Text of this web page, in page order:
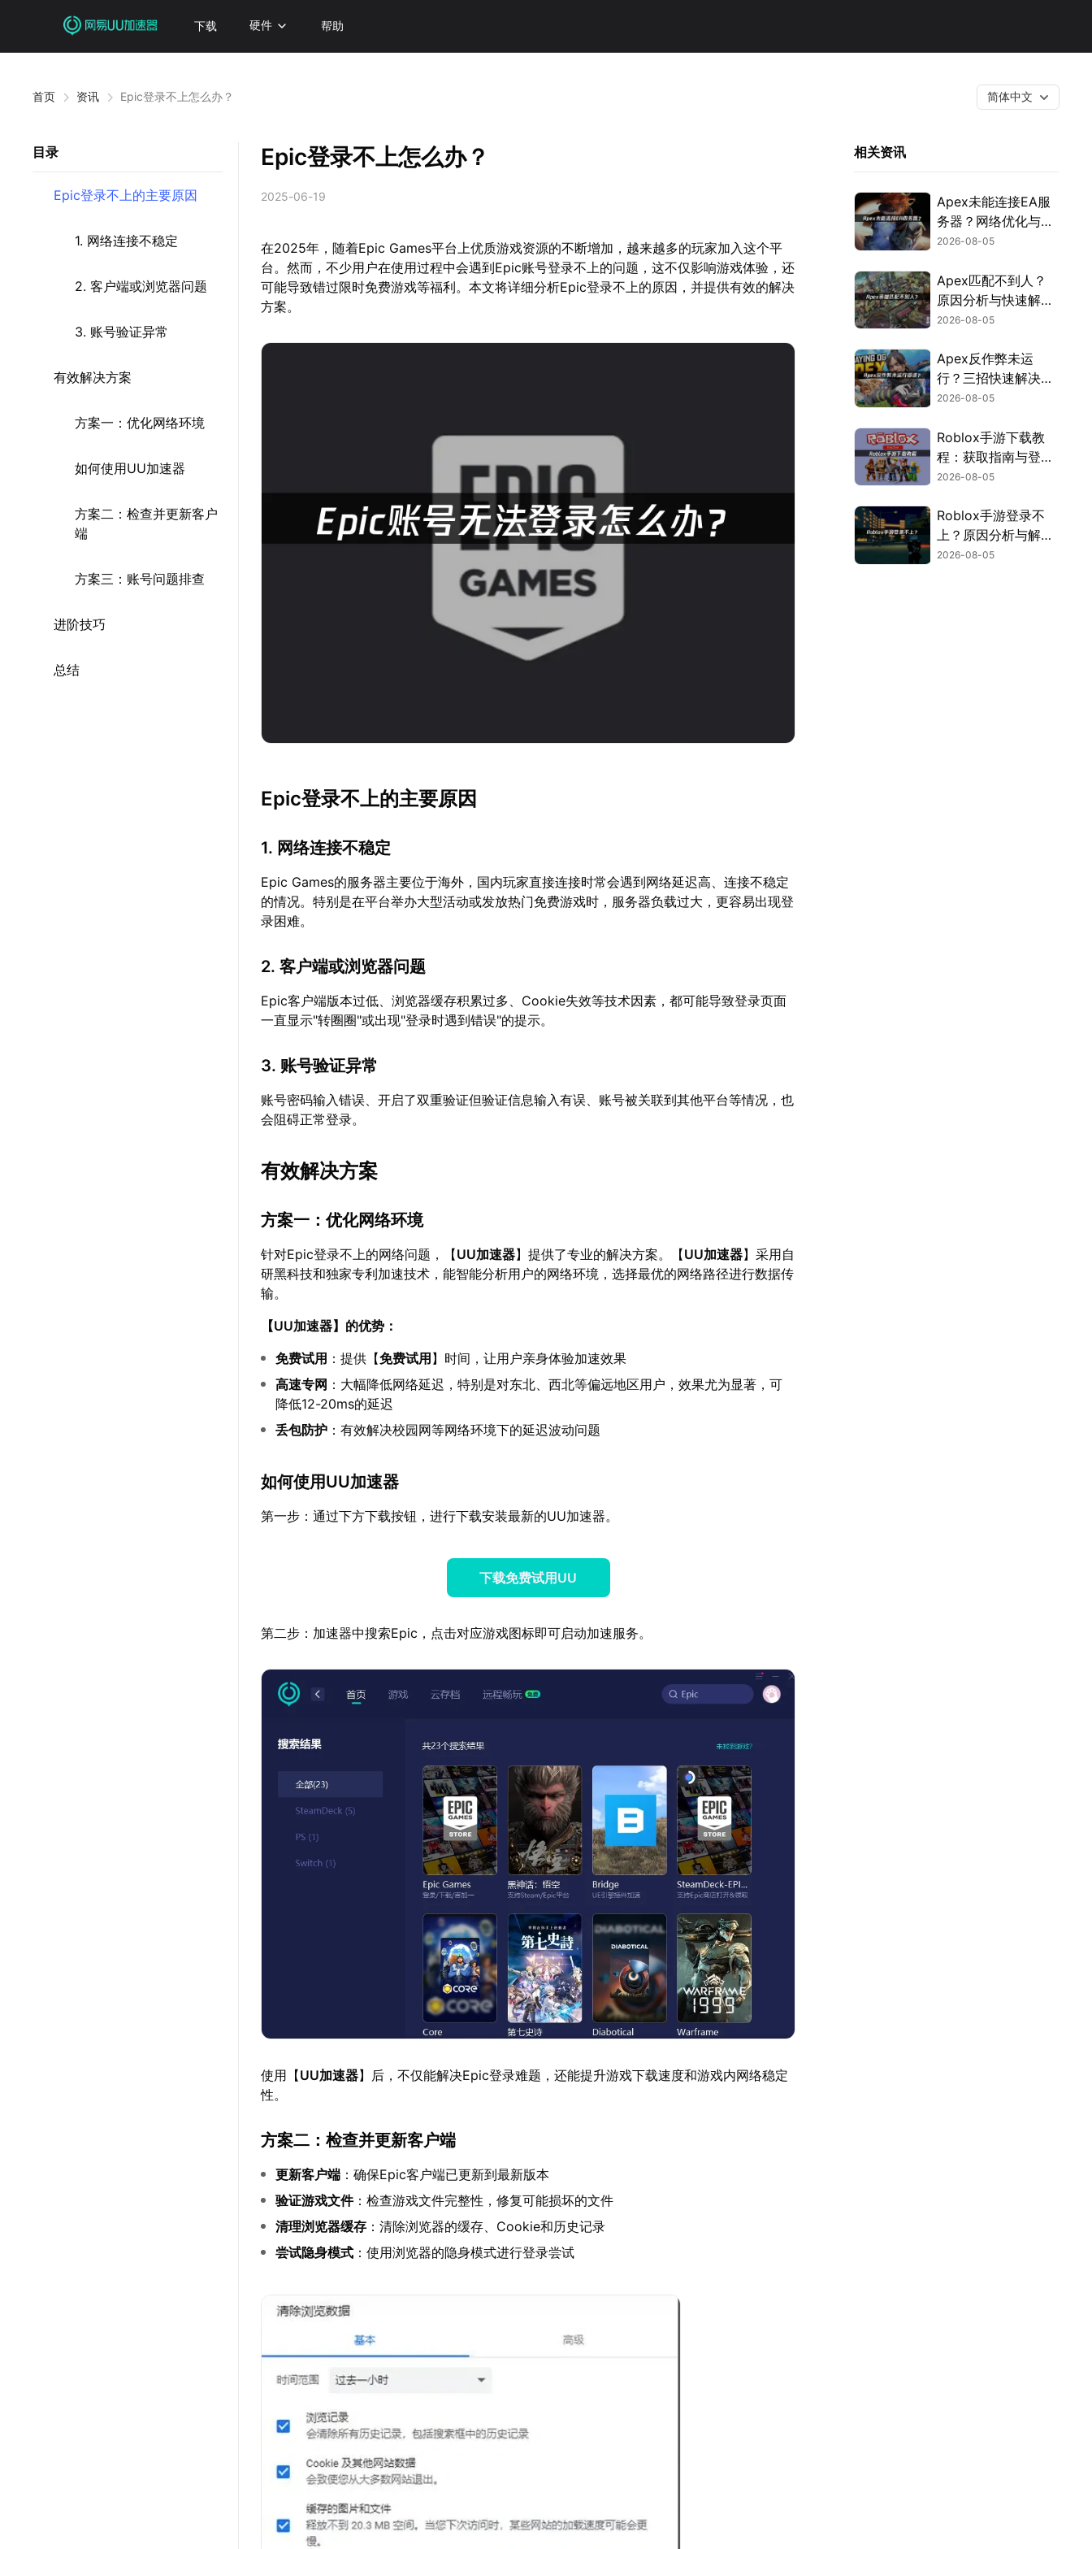
下载 硬件 帮助
首页 资讯 Epic登录不上怎么办？ 简体中文
目录
Epic登录不上的主要原因
1. 网络连接不稳定
2. 客户端或浏览器问题
3. 账号验证异常
有效解决方案
方案一：优化网络环境
如何使用UU加速器
方案二：检查并更新客户
端
方案三：账号问题排查
进阶技巧
总结
Epic登录不上怎么办？
2025-06-19
在2025年，随着Epic Games平台上优质游戏资源的不断增加，越来越多的玩家加入这个平
台。然而，不少用户在使用过程中会遇到Epic账号登录不上的问题，这不仅影响游戏体验，还
可能导致错过限时免费游戏等福利。本文将详细分析Epic登录不上的原因，并提供有效的解决
方案。
Epic登录不上的主要原因
1. 网络连接不稳定
Epic Games的服务器主要位于海外，国内玩家直接连接时常会遇到网络延迟高、连接不稳定
的情况。特别是在平台举办大型活动或发放热门免费游戏时，服务器负载过大，更容易出现登
录困难。
2. 客户端或浏览器问题
Epic客户端版本过低、浏览器缓存积累过多、Cookie失效等技术因素，都可能导致登录页面
一直显示"转圈圈"或出现"登录时遇到错误"的提示。
3. 账号验证异常
账号密码输入错误、开启了双重验证但验证信息输入有误、账号被关联到其他平台等情况，也
会阻碍正常登录。
有效解决方案
方案一：优化网络环境
针对Epic登录不上的网络问题，【UU加速器】提供了专业的解决方案。【UU加速器】采用自
研黑科技和独家专利加速技术，能智能分析用户的网络环境，选择最优的网络路径进行数据传
输。
【UU加速器】的优势：
免费试用 ：提供【免费试用】时间，让用户亲身体验加速效果
高速专网 ：大幅降低网络延迟，特别是对东北、西北等偏远地区用户，效果尤为显著，可
降低12-20ms的延迟
丢包防护 ：有效解决校园网等网络环境下的延迟波动问题
如何使用UU加速器
第一步：通过下方下载按钮，进行下载安装最新的UU加速器。
下载免费试用UU
第二步：加速器中搜索Epic，点击对应游戏图标即可启动加速服务。
使用【UU加速器】后，不仅能解决Epic登录难题，还能提升游戏下载速度和游戏内网络稳定
性。
方案二：检查并更新客户端
更新客户端 ：确保Epic客户端已更新到最新版本
验证游戏文件：检查游戏文件完整性，修复可能损坏的文件
清理浏览器缓存 ：清除浏览器的缓存、Cookie和历史记录
尝试隐身模式 ：使用浏览器的隐身模式进行登录尝试
相关资讯
Apex未能连接EA服
务器？网络优化与故
障排查指南！
2026-08-05
Apex匹配不到人？
原因分析与快速解决
方案！
2026-08-05
Apex反作弊未运
行？三招快速解决方
案！
2026-08-05
Roblox手游下载教
程：获取指南与登录
解决方案！
2026-08-05
Roblox手游登录不
上？原因分析与解决
方案！
2026-08-05